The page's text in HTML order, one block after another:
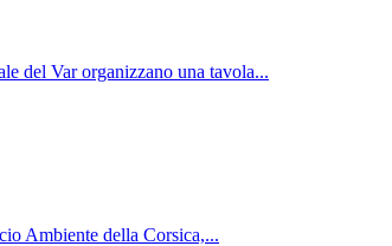
del Var organizzano una tavola...
Ambiente della Corsica,...